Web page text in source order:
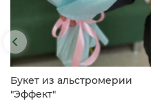
Букет из альстромерии
"Эффект"